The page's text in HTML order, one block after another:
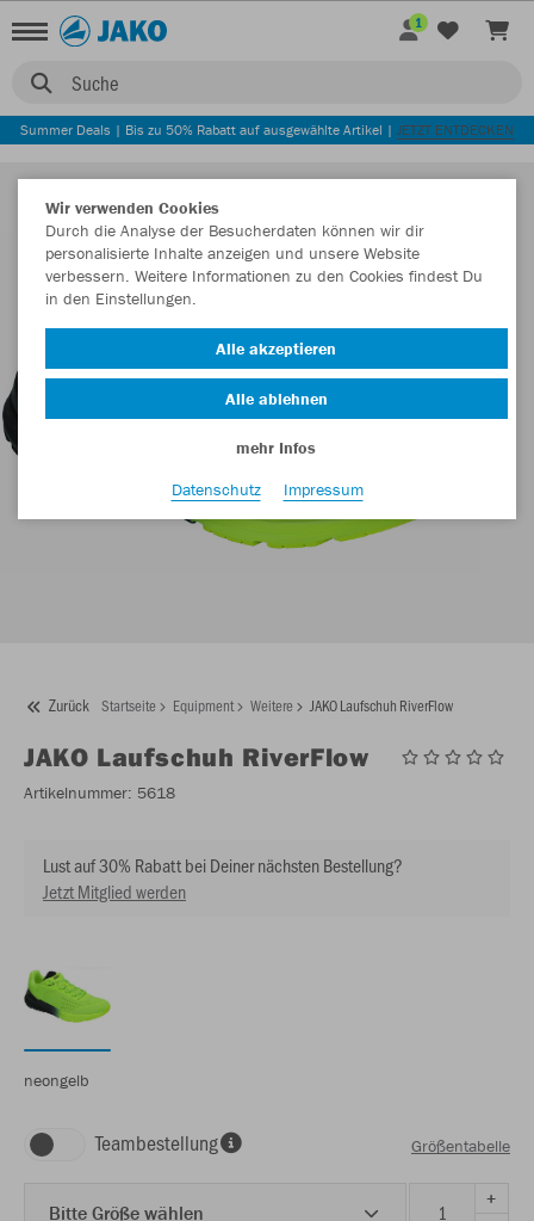
Suche
1
Summer Deals | Bis zu 50% Rabatt auf ausgewählte Artikel | JETZT ENTDECKEN
Zurück Startseite Equipment Weitere JAKO Laufschuh RiverFlow
JAKO Laufschuh RiverFlow
Artikelnummer: 5618
Lust auf 30% Rabatt bei Deiner nächsten Bestellung?
Jetzt Mitglied werden
neongelb
Teambestellung Größentabelle
Bitte Größe wählen
+
Wir verwenden Cookies
Durch die Analyse der Besucherdaten können wir dir
personalisierte Inhalte anzeigen und unsere Website
verbessern. Weitere Informationen zu den Cookies findest Du
in den Einstellungen.
Alle akzeptieren
Alle ablehnen
mehr Infos
Datenschutz
Impressum